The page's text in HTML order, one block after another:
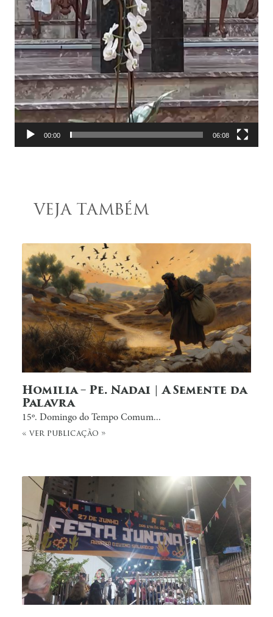
00:00 06:08
VEJA TAMBÉM
Homilia – Pe. Nadai | A Semente da
Palavra
15º. Domingo do Tempo Comum...
« ver publicação »